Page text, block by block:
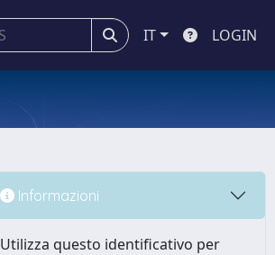
IT LOGIN
Informazioni
Utilizza questo identificativo per